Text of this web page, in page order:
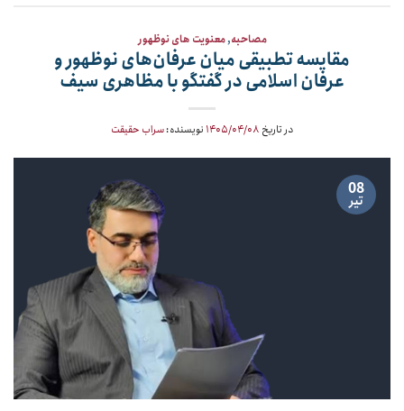
مصاحبه,معنویت های نوظهور
مقایسه تطبیقی میان عرفان‌های نوظهور و
عرفان اسلامی در گفتگو با مظاهری سیف
در تاریخ ۱۴۰۵/۰۴/۰۸ نویسنده:سراب حقیقت
08
تیر